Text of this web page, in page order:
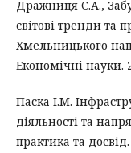
Дражниця С.А.,
світові тренди та
Хмельницького
Економічні науки.
Паска І.М.
діяльності та
практика та